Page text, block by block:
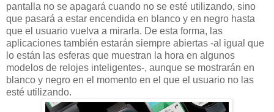
pantalla no se apagará cuando no se esté utilizando, sino
que pasará a estar encendida en blanco y en negro hasta
que el usuario vuelva a mirarla. De esta forma, las
aplicaciones también estarán siempre abiertas -al igual que
lo están las esferas que muestran la hora en algunos
modelos de relojes inteligentes-, aunque se mostrarán en
blanco y negro en el momento en el que el usuario no las
esté utilizando.